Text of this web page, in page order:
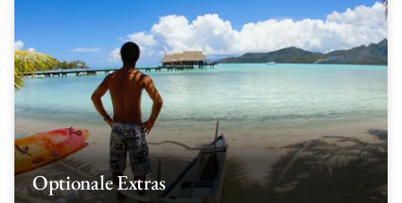
Optionale Extras